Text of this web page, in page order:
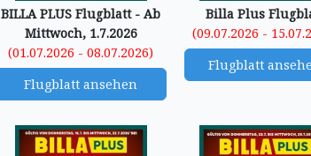
BILLA PLUS Flugblatt - Ab
Mittwoch, 1.7.2026
(01.07.2026 - 08.07.2026)
Flugblatt ansehen
Billa Plus
(09.07.2026 -
Flugblatt